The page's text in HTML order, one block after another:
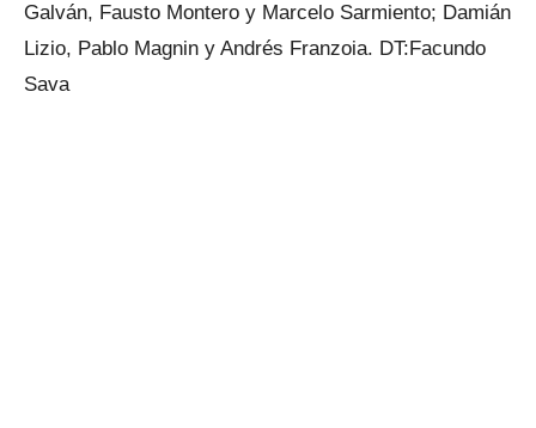
Galván, Fausto Montero y Marcelo Sarmiento; Damián
Lizio, Pablo Magnin y Andrés Franzoia. DT:Facundo
Sava